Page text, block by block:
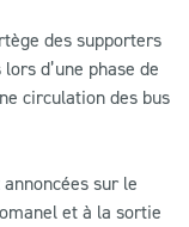
des supporters
d’une phase de
circulation des bus
sur le
et à la sortie